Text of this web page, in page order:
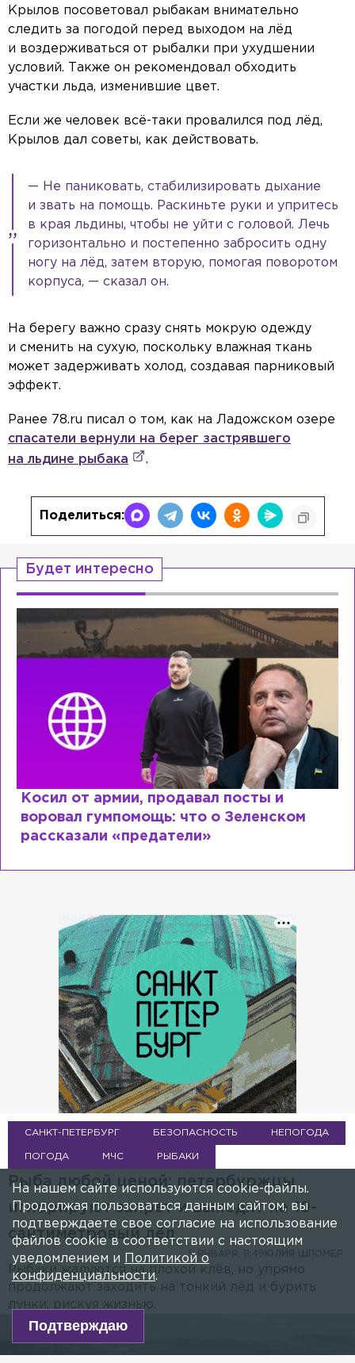
Крылов посоветовал рыбакам внимательно
следить за погодой перед выходом на лёд
и воздерживаться от рыбалки при ухудшении
условий. Также он рекомендовал обходить
участки льда, изменившие цвет.
Если же человек всё-таки провалился под лёд,
Крылов дал советы, как действовать.
— Не паниковать, стабилизировать дыхание
и звать на помощь. Раскиньте руки и упритесь
в края льдины, чтобы не уйти с головой. Лечь
горизонтально и постепенно забросить одну
ногу на лёд, затем вторую, помогая поворотом
корпуса, — сказал он.
На берегу важно сразу снять мокрую одежду
и сменить на сухую, поскольку влажная ткань
может задерживать холод, создавая парниковый
эффект.
Ранее 78.ru писал о том, как на Ладожском озере
спасатели вернули на берег застрявшего
на льдине рыбака
.
Поделиться:
Будет интересно
Косил от армии, продавал посты и
воровал гумпомощь: что о Зеленском
рассказали «предатели»
САНКТ-ПЕТЕРБУРГ БЕЗОПАСНОСТЬ НЕПОГОДА
ПОГОДА МЧС РЫБАКИ
Рыба любой ценой: петербуржцы
игнорируют запрет и выходят на 10-
сантиметровый лёд
5 ЯНВАРЯ, 11:49
Рыбаки жалуются на плохой клёв, но упрямо
продолжают заходить на тонкий лёд и бурить
лунки, рискуя жизнью.
На нашем сайте используются cookie-файлы.
Продолжая пользоваться данным сайтом, вы
подтверждаете свое согласие на использование
файлов cookie в соответствии с настоящим
уведомлением и
Политикой о
конфиденциальности.
Подтверждаю